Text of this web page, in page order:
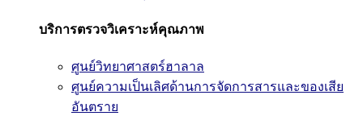
บริการตรวจวิเคราะห์คุณภาพ
ศูนย์วิทยาศาสตร์ฮาลาล
ศูนย์ความเป็นเลิศด้านการจัดการสารและของเสีย
อันตราย